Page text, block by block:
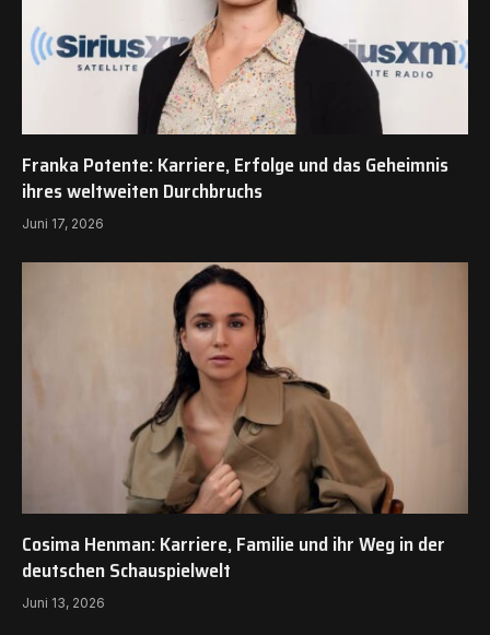
Franka Potente: Karriere, Erfolge und das Geheimnis
ihres weltweiten Durchbruchs
Juni 17, 2026
Cosima Henman: Karriere, Familie und ihr Weg in der
deutschen Schauspielwelt
Juni 13, 2026